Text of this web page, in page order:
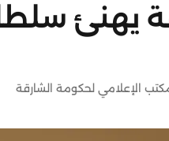
يهنئ
الإعلامي لحكومة الشارقة